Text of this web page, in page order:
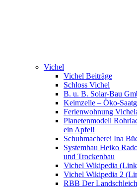
Vichel
Vichel Beiträge
Schloss Vichel
B. u. B. Solar-Bau
Keimzelle – Öko-
Ferienwohnung
Planetenmodell
ein Apfel!
Schuhmacherei Ina
Systembau Heiko
und Trockenbau
Vichel Wikipedia
Vichel Wikipedia 2
RBB Der